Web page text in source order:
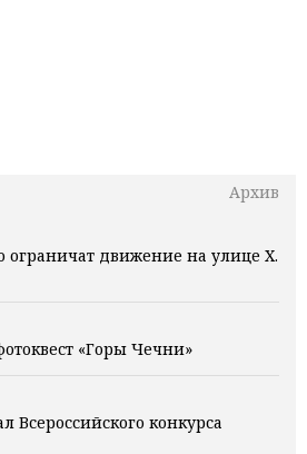
Архив
ограничат движение на улице Х.
«Горы Чечни»
Всероссийского конкурса